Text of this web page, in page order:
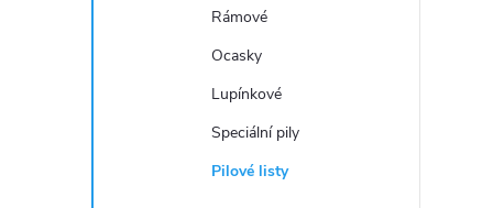
Rámové
Ocasky
Lupínkové
Speciální pily
Pilové listy